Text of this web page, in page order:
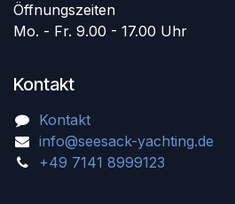
Öffnungszeiten
Mo. - Fr. 9.00 - 17.00 Uhr
Kontakt
Kontakt
info@seesack-yachting.de
+49 7141 8999123